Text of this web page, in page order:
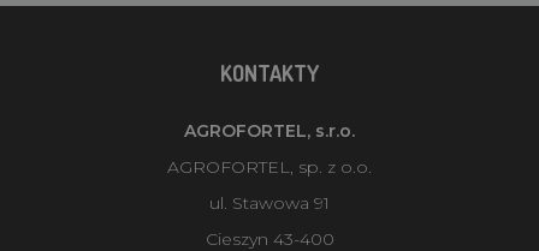
KONTAKTY
AGROFORTEL, s.r.o.
AGROFORTEL, sp. z o.o.
ul. Stawowa 91
Cieszyn 43-400